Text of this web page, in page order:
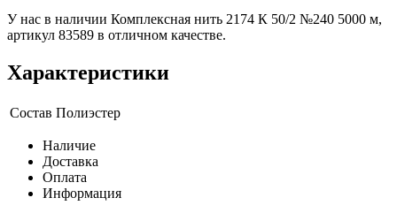
У нас в наличии Комплексная нить 2174 К 50/2 №240 5000 м,
артикул 83589 в отличном качестве.
Характеристики
Состав Полиэстер
Наличие
Доставка
Оплата
Информация